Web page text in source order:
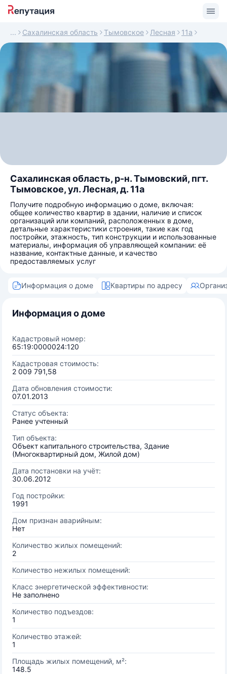
Сахалинская область Тымовское Лесная 11а
Сахалинская область, р-н. Тымовский, пгт.
Тымовское, ул. Лесная, д. 11а
Получите подробную информацию о доме, включая:
общее количество квартир в здании, наличие и список
организаций или компаний, расположенных в доме,
детальные характеристики строения, такие как год
постройки, этажность, тип конструкции и использованные
материалы, информация об управляющей компании: её
название, контактные данные, и качество
предоставляемых услуг
Информация о доме Квартиры по адресу
Информация о доме
Кадастровый номер:
65:19:0000024:120
Кадастровая стоимость:
2 009 791,58
Дата обновления стоимости:
07.01.2013
Статус объекта:
Ранее учтенный
Тип объекта:
Объект капитального строительства, Здание
(Многоквартирный дом, Жилой дом)
Дата постановки на учёт:
30.06.2012
Год постройки:
1991
Дом признан аварийным:
Нет
Количество жилых помещений:
2
Количество нежилых помещений:
Класс энергетической эффективности:
Не заполнено
Количество подъездов:
1
Количество этажей:
1
Площадь жилых помещений, м²:
148.5